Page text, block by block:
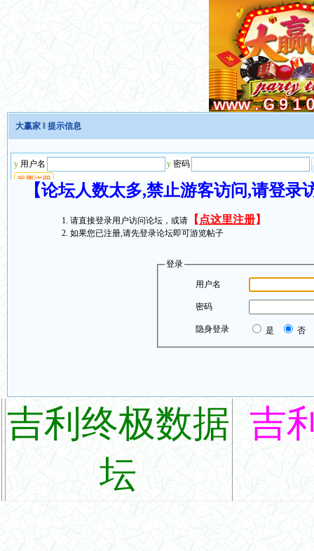
大赢家 ‖ 提示信息
【论坛人数太多,禁止游客访问,请登
请直接登录用户访问论坛，或请 【 点这里注册】
如果您已注册,请先登录论坛即可游览帖子
登录
用户名
密码
隐身登录 是 否
吉利终极数据
坛
吉